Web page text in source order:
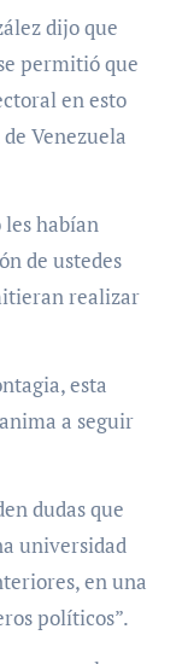
dijo que
permitió que
en esto
Venezuela
habían
de ustedes
realizar
esta
a seguir
dudas que
universidad
en una
políticos”.